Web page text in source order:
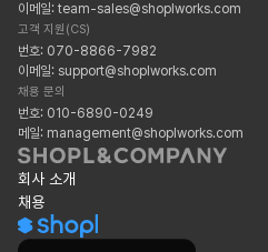
이메일: team-sales@shoplworks.com
고객 지원(CS)
번호: 070-8866-7982
이메일: support@shoplworks.com
채용 문의
번호: 010-6890-0249
메일: management@shoplworks.com
회사 소개
채용